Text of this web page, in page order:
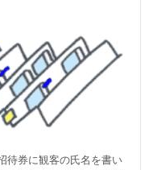
待券に観客の氏名を書い